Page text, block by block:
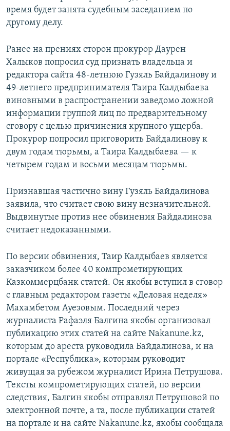
время будет занята судебным заседанием по
другому делу.
Ранее на прениях сторон прокурор Даурен
Халыков попросил суд признать владельца и
редактора сайта 48-летнюю Гузяль Байдалинову и
49-летнего предпринимателя Таира Калдыбаева
виновными в распространении заведомо ложной
информации группой лиц по предварительному
сговору с целью причинения крупного ущерба.
Прокурор попросил приговорить Байдалинову к
двум годам тюрьмы, а Таира Калдыбаева — к
четырем годам и восьми месяцам тюрьмы.
Признавшая частично вину Гузяль Байдалинова
заявила, что считает свою вину незначительной.
Выдвинутые против нее обвинения Байдалинова
считает недоказанными.
По версии обвинения, Таир Калдыбаев является
заказчиком более 40 компрометирующих
Казкоммерцбанк статей. Он якобы вступил в сговор
с главным редактором газеты «Деловая неделя»
Махамбетом Ауезовым. Последний через
журналиста Рафаэля Балгина якобы организовал
публикацию этих статей на сайте Nakanune.kz,
которым до ареста руководила Байдалинова, и на
портале «Республика», которым руководит
живущая за рубежом журналист Ирина Петрушова.
Тексты компрометирующих статей, по версии
следствия, Балгин якобы отправлял Петрушовой по
электронной почте, а та, после публикации статей
на портале и на сайте Nakanune.kz, якобы сообщала